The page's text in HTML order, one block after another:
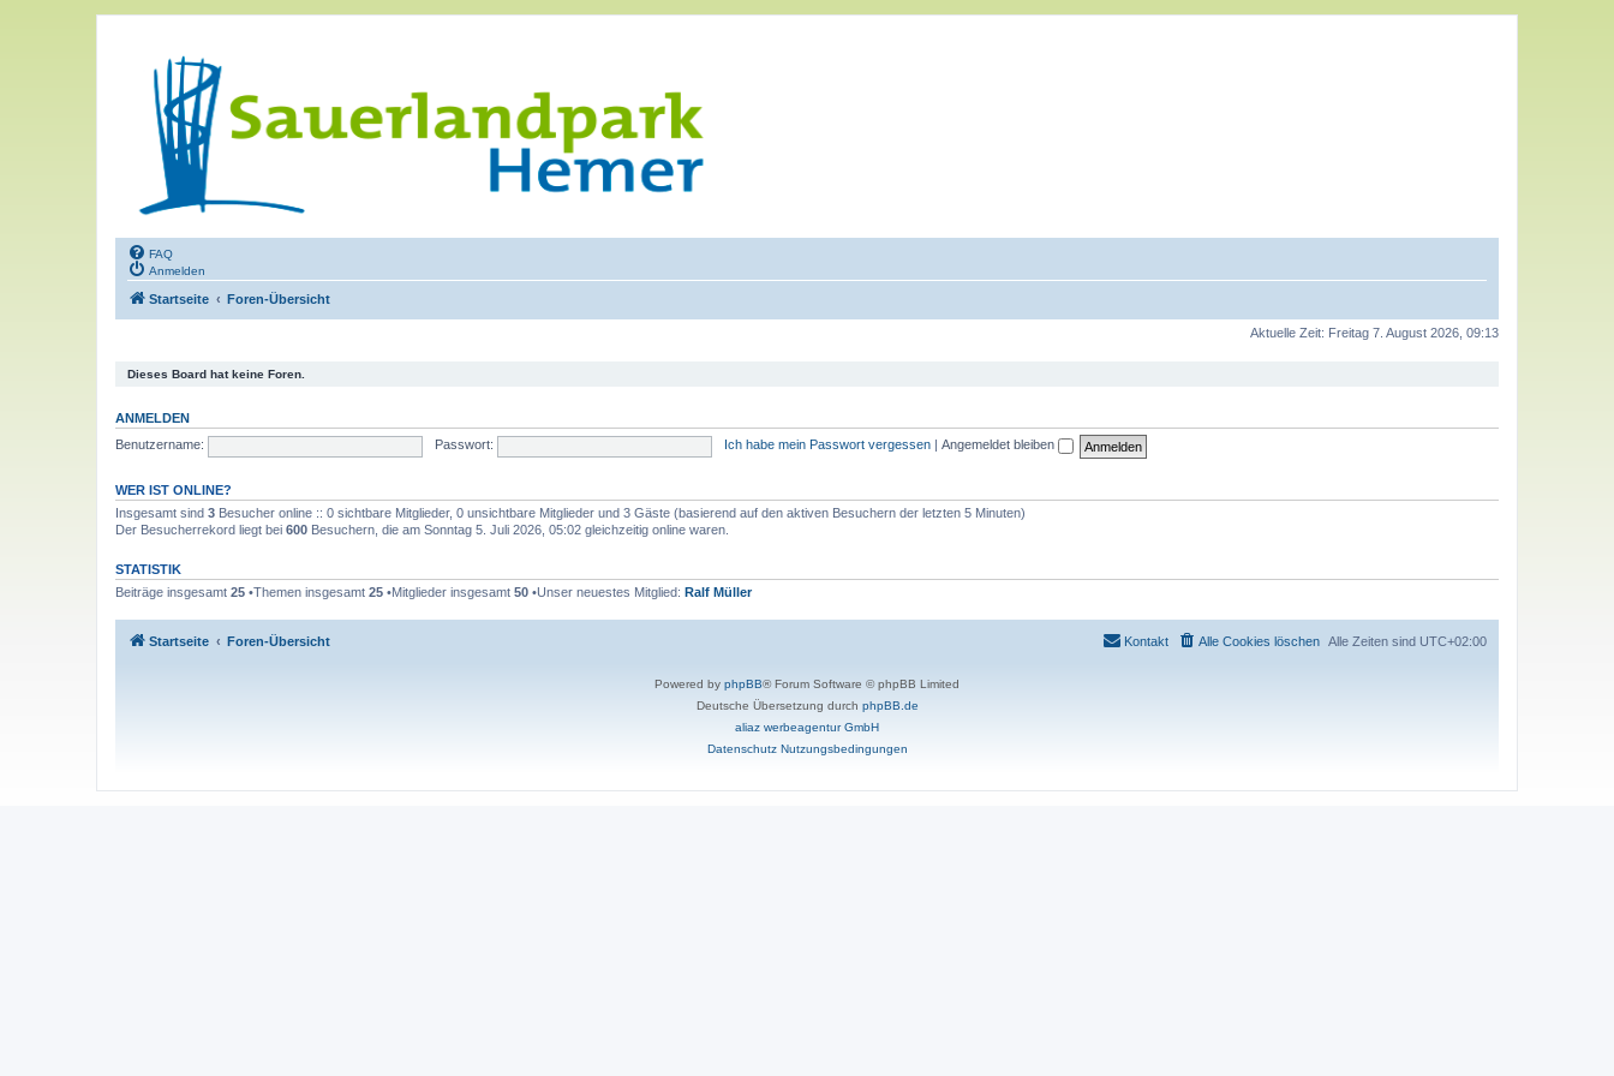
FAQ
Anmelden
Startseite Foren-Übersicht
Aktuelle Zeit: Freitag 7. August 2026, 09:13
Dieses Board hat keine Foren.
ANMELDEN
Benutzername:
Passwort: Ich habe mein Passwort vergessen Angemeldet bleiben
WER IST ONLINE?
Insgesamt sind 3 Besucher online :: 0 sichtbare Mitglieder, 0 unsichtbare Mitglieder und 3 Gäste (basierend auf den aktiven Besuchern der letzten 5 Minuten)
Der Besucherrekord liegt bei 600 Besuchern, die am Sonntag 5. Juli 2026, 05:02 gleichzeitig online waren.
STATISTIK
Beiträge insgesamt 25 •Themen insgesamt 25 •Mitglieder insgesamt 50 •Unser neuestes Mitglied: Ralf Müller
Startseite Foren-Übersicht Alle Zeiten sind UTC+02:00
Alle Cookies löschen
Kontakt
Powered by phpBB® Forum Software © phpBB Limited
Deutsche Übersetzung durch phpBB.de
aliaz werbeagentur GmbH
Datenschutz Nutzungsbedingungen